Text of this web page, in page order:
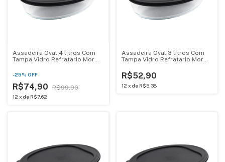
Assadeira Oval 4 litros Com
Tampa Vidro Refratario Mor
-25% OFF
R$74,90 R$99,90
12 x de R$7,62
Assadeira Oval 3 litros Com
Tampa Vidro Refratario Mor
R$52,90
12 x de R$5,38